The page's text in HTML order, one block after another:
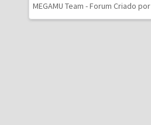
MEGAMU Team - Forum Criado por